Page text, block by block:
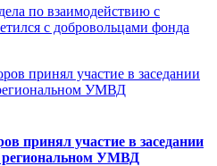
по взаимодействию с
с добровольцами фонда
принял участие в заседании
региональном УМВД